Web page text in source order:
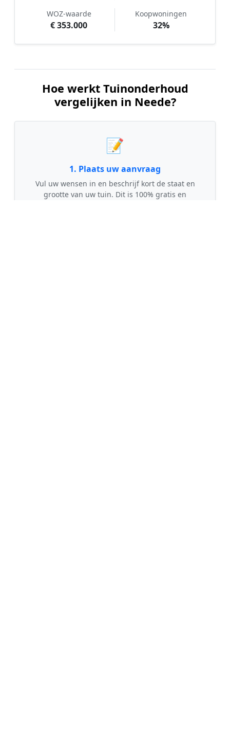
WOZ-waarde
€ 353.000
Koopwoningen
32%
Hoe werkt Tuinonderhoud
vergelijken in Neede?
📝
1. Plaats uw aanvraag
Vul uw wensen in en beschrijf kort de staat en
grootte van uw tuin. Dit is 100% gratis en